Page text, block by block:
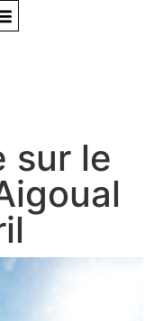
sur le